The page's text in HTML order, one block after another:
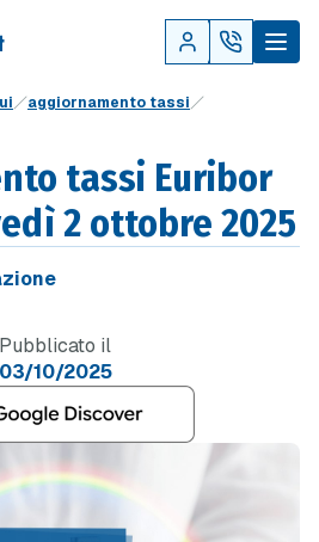
aggiornamento tassi
tassi Euribor
2 ottobre 2025
Pubblicato il
03/10/2025